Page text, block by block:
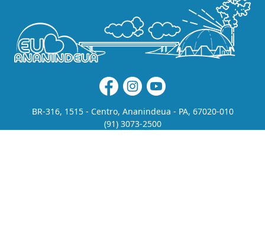
BR-316, 1515 - Centro, Ananindeua - PA, 67020-010
(91) 3073-2500